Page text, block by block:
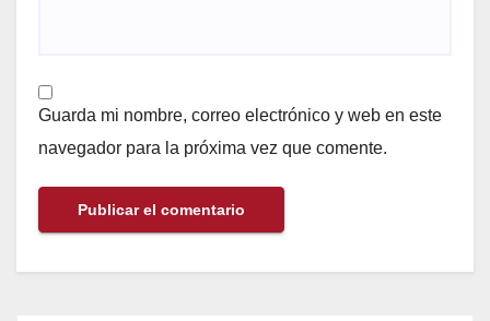
Guarda mi nombre, correo electrónico y web en este
navegador para la próxima vez que comente.